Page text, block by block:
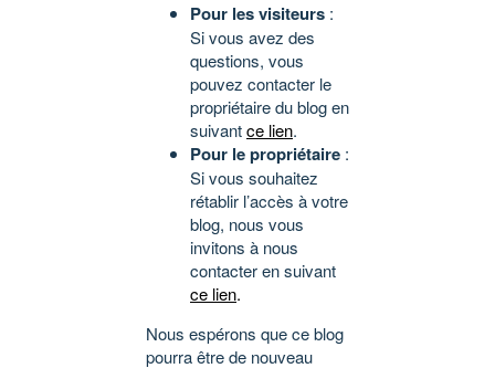
Pour les visiteurs :
Si vous avez des
questions, vous
pouvez contacter le
propriétaire du blog en
suivantce lien.
Pour le propriétaire :
Si vous souhaitez
rétablir l’accès à votre
blog, nous vous
invitons à nous
contacter en suivant
ce lien.
Nous espérons que ce blog
pourra être de nouveau